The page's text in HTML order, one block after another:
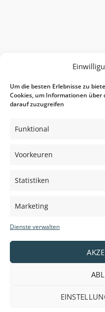
Um die besten Erlebnisse zu
Cookies, um Informationen
darauf zuzugreifen
Funktional
Voorkeuren
Statistiken
Marketing
Dienste verwalten
1. Beste Qualität
Wir arbeiten nur mit A-
Jahren Garantie